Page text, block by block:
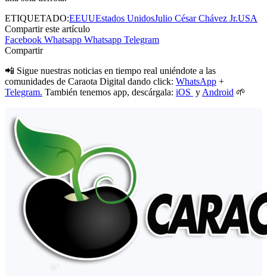
ETIQUETADO:EEUUEstados UnidosJulio César Chávez Jr.USA
Compartir este artículo
Facebook Whatsapp Whatsapp Telegram
Compartir
📲 Sigue nuestras noticias en tiempo real uniéndote a las
comunidades de Caraota Digital dando click: WhatsApp +
Telegram. También tenemos app, descárgala: iOS y Android 🌱